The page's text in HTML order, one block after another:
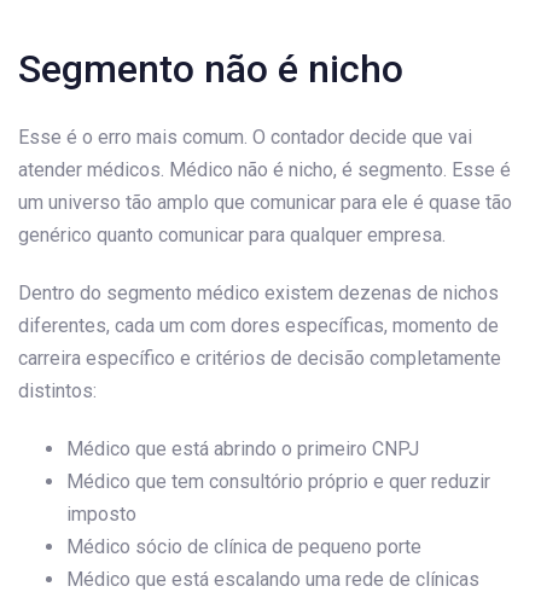
Segmento não é nicho
Esse é o erro mais comum. O contador decide que vai
atender médicos. Médico não é nicho, é segmento. Esse é
um universo tão amplo que comunicar para ele é quase tão
genérico quanto comunicar para qualquer empresa.
Dentro do segmento médico existem dezenas de nichos
diferentes, cada um com dores específicas, momento de
carreira específico e critérios de decisão completamente
distintos:
Médico que está abrindo o primeiro CNPJ
Médico que tem consultório próprio e quer reduzir
imposto
Médico sócio de clínica de pequeno porte
Médico que está escalando uma rede de clínicas